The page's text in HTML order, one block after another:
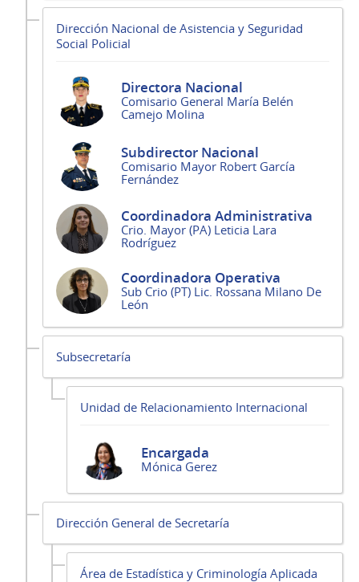
Dirección Nacional de Asistencia y Seguridad
Social Policial
Directora Nacional
Comisario General María Belén
Camejo Molina
Subdirector Nacional
Comisario Mayor Robert García
Fernández
Coordinadora Administrativa
Crio. Mayor (PA) Leticia Lara
Rodríguez
Coordinadora Operativa
Sub Crio (PT) Lic. Rossana Milano De
León
Subsecretaría
Unidad de Relacionamiento Internacional
Encargada
Mónica Gerez
Dirección General de Secretaría
Área de Estadística y Criminología Aplicada